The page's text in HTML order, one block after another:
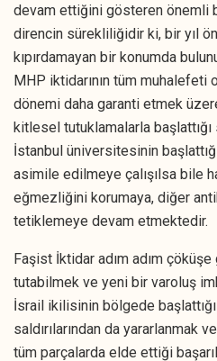
devam ettiğini gösteren önemli
direncin sürekliliğidir ki, bir yıl
kıpırdamayan bir konumda
MHP iktidarının tüm muhalefeti
dönemi daha garanti etmek
kitlesel tutuklamalarla başlattığı
İstanbul üniversitesinin
asimile edilmeye çalışılsa bile
eğmezliğini korumaya, diğer
tetiklemeye devam etmektedir.
Faşist İktidar adım adım çöküşe
tutabilmek ve yeni bir varoluş
İsrail ikilisinin bölgede
saldırılarından da yararlanmak
tüm parçalarda elde ettiği